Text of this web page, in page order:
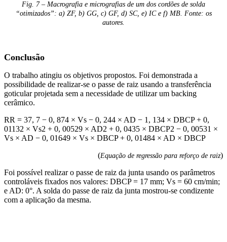
Fig. 7 – Macrografia e micrografias de um dos cordões de solda
“otimizados”: a) ZF, b) GG, c) GF, d) SC, e) IC e f) MB. Fonte: os
autores.
Conclusão
O trabalho atingiu os objetivos propostos. Foi demonstrada a
possibilidade de realizar-se o passe de raiz usando a transferência
goticular projetada sem a necessidade de utilizar um backing
cerâmico.
RR = 37, 7 − 0, 874 × Vs − 0, 244 × AD − 1, 134 × DBCP + 0,
01132 × Vs2 + 0, 00529 × AD2 + 0, 0435 × DBCP2 − 0, 00531 ×
Vs × AD − 0, 01649 × Vs × DBCP + 0, 01484 × AD × DBCP
(Equação de regressão para reforço de raiz)
Foi possível realizar o passe de raiz da junta usando os parâmetros
controláveis fixados nos valores: DBCP = 17 mm; Vs = 60 cm/min;
e AD: 0°. A solda do passe de raiz da junta mostrou-se condizente
com a aplicação da mesma.